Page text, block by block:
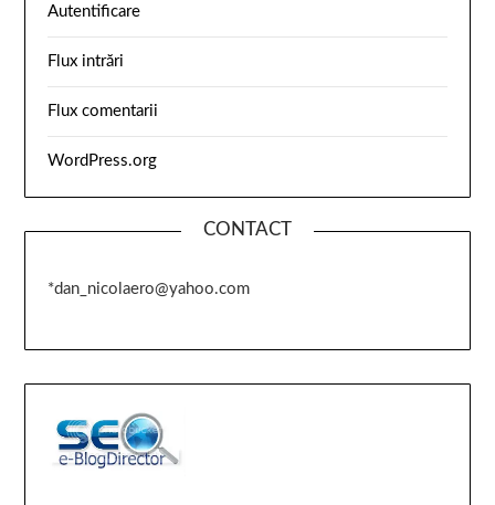
Autentificare
Flux intrări
Flux comentarii
WordPress.org
CONTACT
*dan_nicolaero@yahoo.com